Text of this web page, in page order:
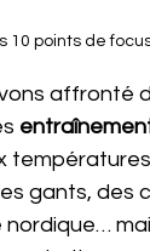
points de
affronté
gants, des